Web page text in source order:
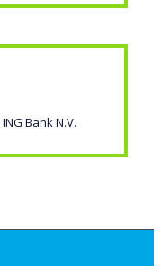
Bank N.V.